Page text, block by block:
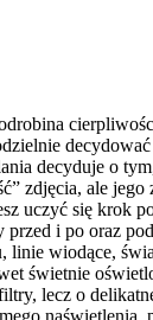
decyduje o
zdjęcia, ale
uczyć się krok
i po oraz
wiodące,
świetnie
lecz o